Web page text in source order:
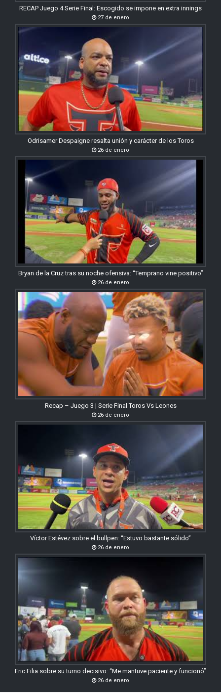
RECAP Juego 4 Serie Final: Escogido se impone en extra innings
27 de enero
Odrisamer Despaigne resalta unión y carácter de los Toros
26 de enero
Bryan de la Cruz tras su noche ofensiva: “Temprano vine positivo”
26 de enero
Recap – Juego 3 | Serie Final Toros Vs Leones
26 de enero
Víctor Estévez sobre el bullpen: “Estuvo bastante sólido”
26 de enero
Eric Filia sobre su turno decisivo: “Me mantuve paciente y funcionó”
26 de enero